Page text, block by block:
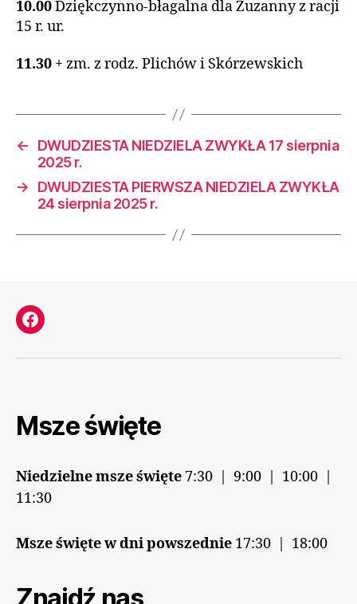
10.00Dziękczynno-błagalna dla Zuzanny z racji
15 r. ur.
11.30 + zm. z rodz. Plichów i Skórzewskich
←
DWUDZIESTA NIEDZIELA ZWYKŁA 17 sierpnia
2025 r.
→
DWUDZIESTA PIERWSZA NIEDZIELA ZWYKŁA
24 sierpnia 2025 r.
Facebook
Msze święte
Niedzielne msze święte 7:30 | 9:00 | 10:00 |
11:30
Msze święte w dni powszednie 17:30 | 18:00